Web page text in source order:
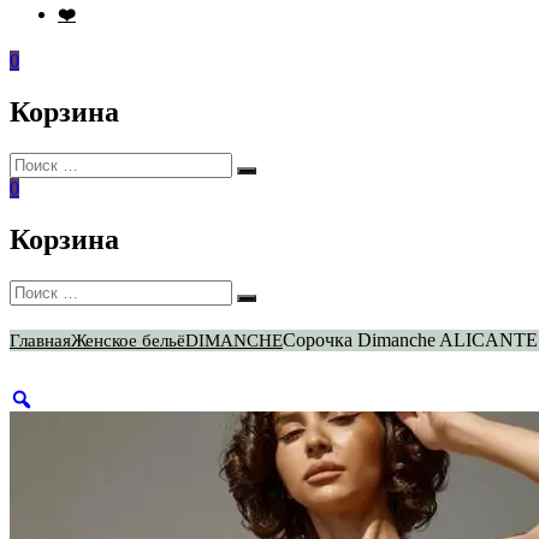
❤️
0
Корзина
Искать:
Поиск
0
Корзина
Искать:
Поиск
ГлавнаяЖенское бельёDIMANCHEСорочка Dimanche